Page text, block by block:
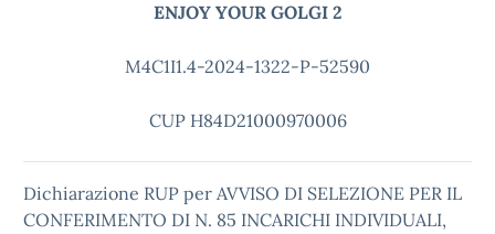
ENJOY YOUR GOLGI 2
M4C1I1.4-2024-1322-P-52590
CUP H84D21000970006
Dichiarazione RUP per AVVISO DI SELEZIONE PER IL
CONFERIMENTO DI N. 85 INCARICHI INDIVIDUALI,